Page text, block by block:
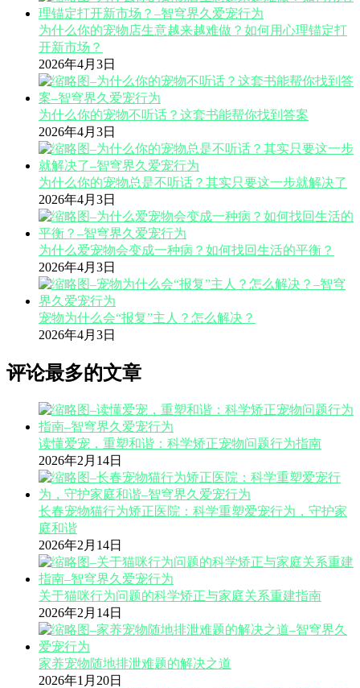
为什么你的宠物店生意越来越难做？如何用心理锚定打
开新市场？
2026年4月3日
为什么你的宠物不听话？这套书能帮你找到答案
2026年4月3日
为什么你的宠物总是不听话？其实只要这一步就解决了
2026年4月3日
为什么爱宠物会变成一种病？如何找回生活的平衡？
2026年4月3日
宠物为什么会“报复”主人？怎么解决？
2026年4月3日
评论最多的文章
读懂爱宠，重塑和谐：科学矫正宠物问题行为指南
2026年2月14日
长春宠物猫行为矫正医院：科学重塑爱宠行为，守护家
庭和谐
2026年2月14日
关于猫咪行为问题的科学矫正与家庭关系重建指南
2026年2月14日
家养宠物随地排泄难题的解决之道
2026年1月20日